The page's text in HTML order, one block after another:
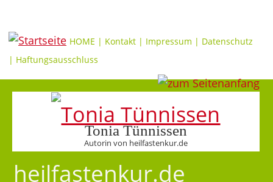
HOME | Kontakt | Impressum | Datenschutz
| Haftungsausschluss
Tonia Tünnissen
Autorin von heilfastenkur.de
heilfastenkur.de